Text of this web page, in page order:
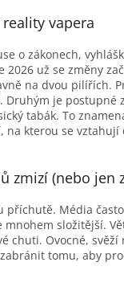
vapera
o zákonech,
už se změny
na dvou pilířích.
je postupné
tabák. To
kterou se
zmizí (nebo jen
Média
složitější.
chuti. Ovocné,
tomu, aby